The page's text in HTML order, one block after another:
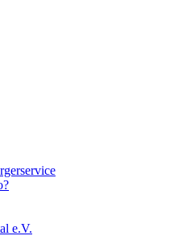
e.V.